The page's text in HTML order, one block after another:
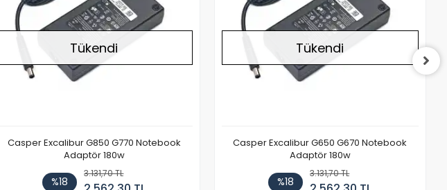
Tükendi
Casper Excalibur G850 G770 Notebook
Adaptör 180w
%18
3.131,70 TL
Tükendi
Casper Excalibur G650 G670 Notebook
Adaptör 180w
%18
3.131,70 TL